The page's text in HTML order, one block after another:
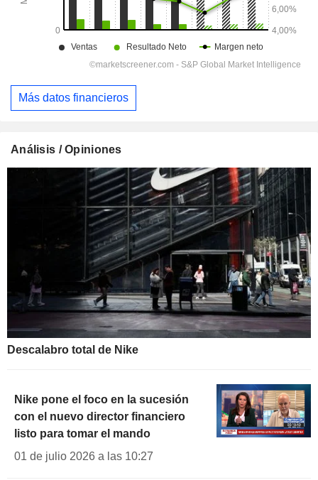
Más datos financieros
Análisis / Opiniones
Descalabro total de Nike
Nike pone el foco en la sucesión
con el nuevo director financiero
listo para tomar el mando
01 de julio 2026 a las 10:27